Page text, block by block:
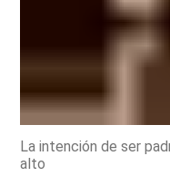
La intención de ser
alto